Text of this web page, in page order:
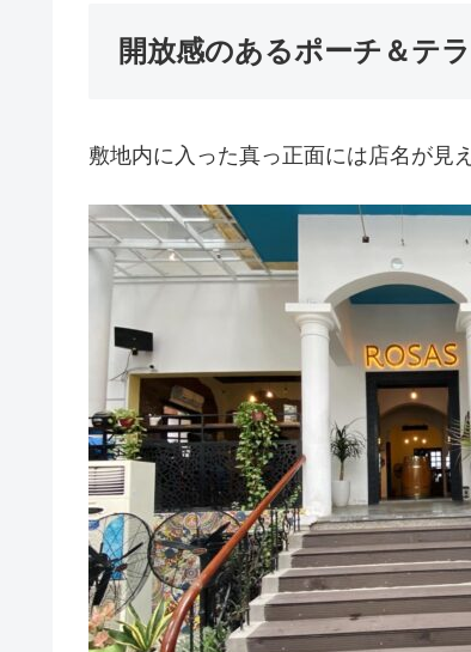
開放感のあるポーチ＆テ
敷地内に入った真っ正面には店名が見